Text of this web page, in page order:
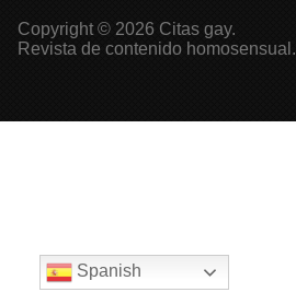
Copyright © 2026 Citas gay.
Revista de contenido homosensual.
Spanish